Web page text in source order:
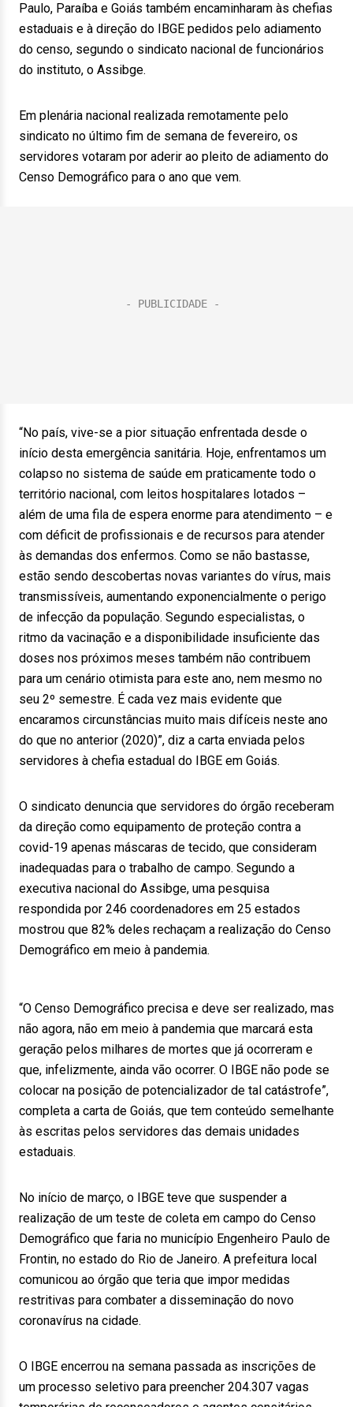
Paulo, Paraíba e Goiás também encaminharam às chefias
estaduais e à direção do IBGE pedidos pelo adiamento
do censo, segundo o sindicato nacional de funcionários
do instituto, o Assibge.
Em plenária nacional realizada remotamente pelo
sindicato no último fim de semana de fevereiro, os
servidores votaram por aderir ao pleito de adiamento do
Censo Demográfico para o ano que vem.
“No país, vive-se a pior situação enfrentada desde o
início desta emergência sanitária. Hoje, enfrentamos um
colapso no sistema de saúde em praticamente todo o
território nacional, com leitos hospitalares lotados –
além de uma fila de espera enorme para atendimento – e
com déficit de profissionais e de recursos para atender
às demandas dos enfermos. Como se não bastasse,
estão sendo descobertas novas variantes do vírus, mais
transmissíveis, aumentando exponencialmente o perigo
de infecção da população. Segundo especialistas, o
ritmo da vacinação e a disponibilidade insuficiente das
doses nos próximos meses também não contribuem
para um cenário otimista para este ano, nem mesmo no
seu 2º semestre. É cada vez mais evidente que
encaramos circunstâncias muito mais difíceis neste ano
do que no anterior (2020)”, diz a carta enviada pelos
servidores à chefia estadual do IBGE em Goiás.
O sindicato denuncia que servidores do órgão receberam
da direção como equipamento de proteção contra a
covid-19 apenas máscaras de tecido, que consideram
inadequadas para o trabalho de campo. Segundo a
executiva nacional do Assibge, uma pesquisa
respondida por 246 coordenadores em 25 estados
mostrou que 82% deles rechaçam a realização do Censo
Demográfico em meio à pandemia.
“O Censo Demográfico precisa e deve ser realizado, mas
não agora, não em meio à pandemia que marcará esta
geração pelos milhares de mortes que já ocorreram e
que, infelizmente, ainda vão ocorrer. O IBGE não pode se
colocar na posição de potencializador de tal catástrofe”,
completa a carta de Goiás, que tem conteúdo semelhante
às escritas pelos servidores das demais unidades
estaduais.
No início de março, o IBGE teve que suspender a
realização de um teste de coleta em campo do Censo
Demográfico que faria no município Engenheiro Paulo de
Frontin, no estado do Rio de Janeiro. A prefeitura local
comunicou ao órgão que teria que impor medidas
restritivas para combater a disseminação do novo
coronavírus na cidade.
O IBGE encerrou na semana passada as inscrições de
um processo seletivo para preencher 204.307 vagas